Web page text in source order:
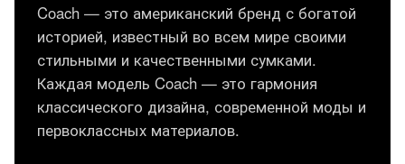
Coach — это американский бренд с богатой
историей, известный во всем мире своими
стильными и качественными сумками.
Каждая модель Coach — это гармония
классического дизайна, современной моды и
первоклассных материалов.